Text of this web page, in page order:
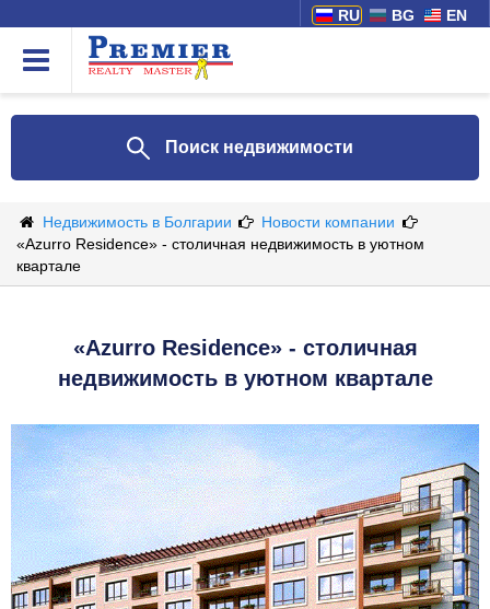
RU BG EN
Поиск недвижимости
Недвижимость в Болгарии
Новости компании
«Azurro Residence» - столичная недвижимость в уютном
квартале
«Azurro Residence» - столичная
недвижимость в уютном квартале